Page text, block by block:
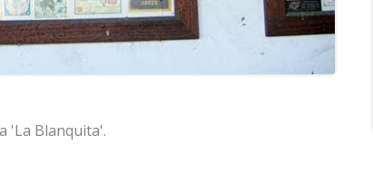
'La Blanquita'.